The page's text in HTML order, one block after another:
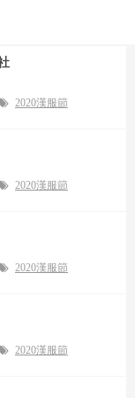
2020漢服節
2020漢服節
2020漢服節
2020漢服節